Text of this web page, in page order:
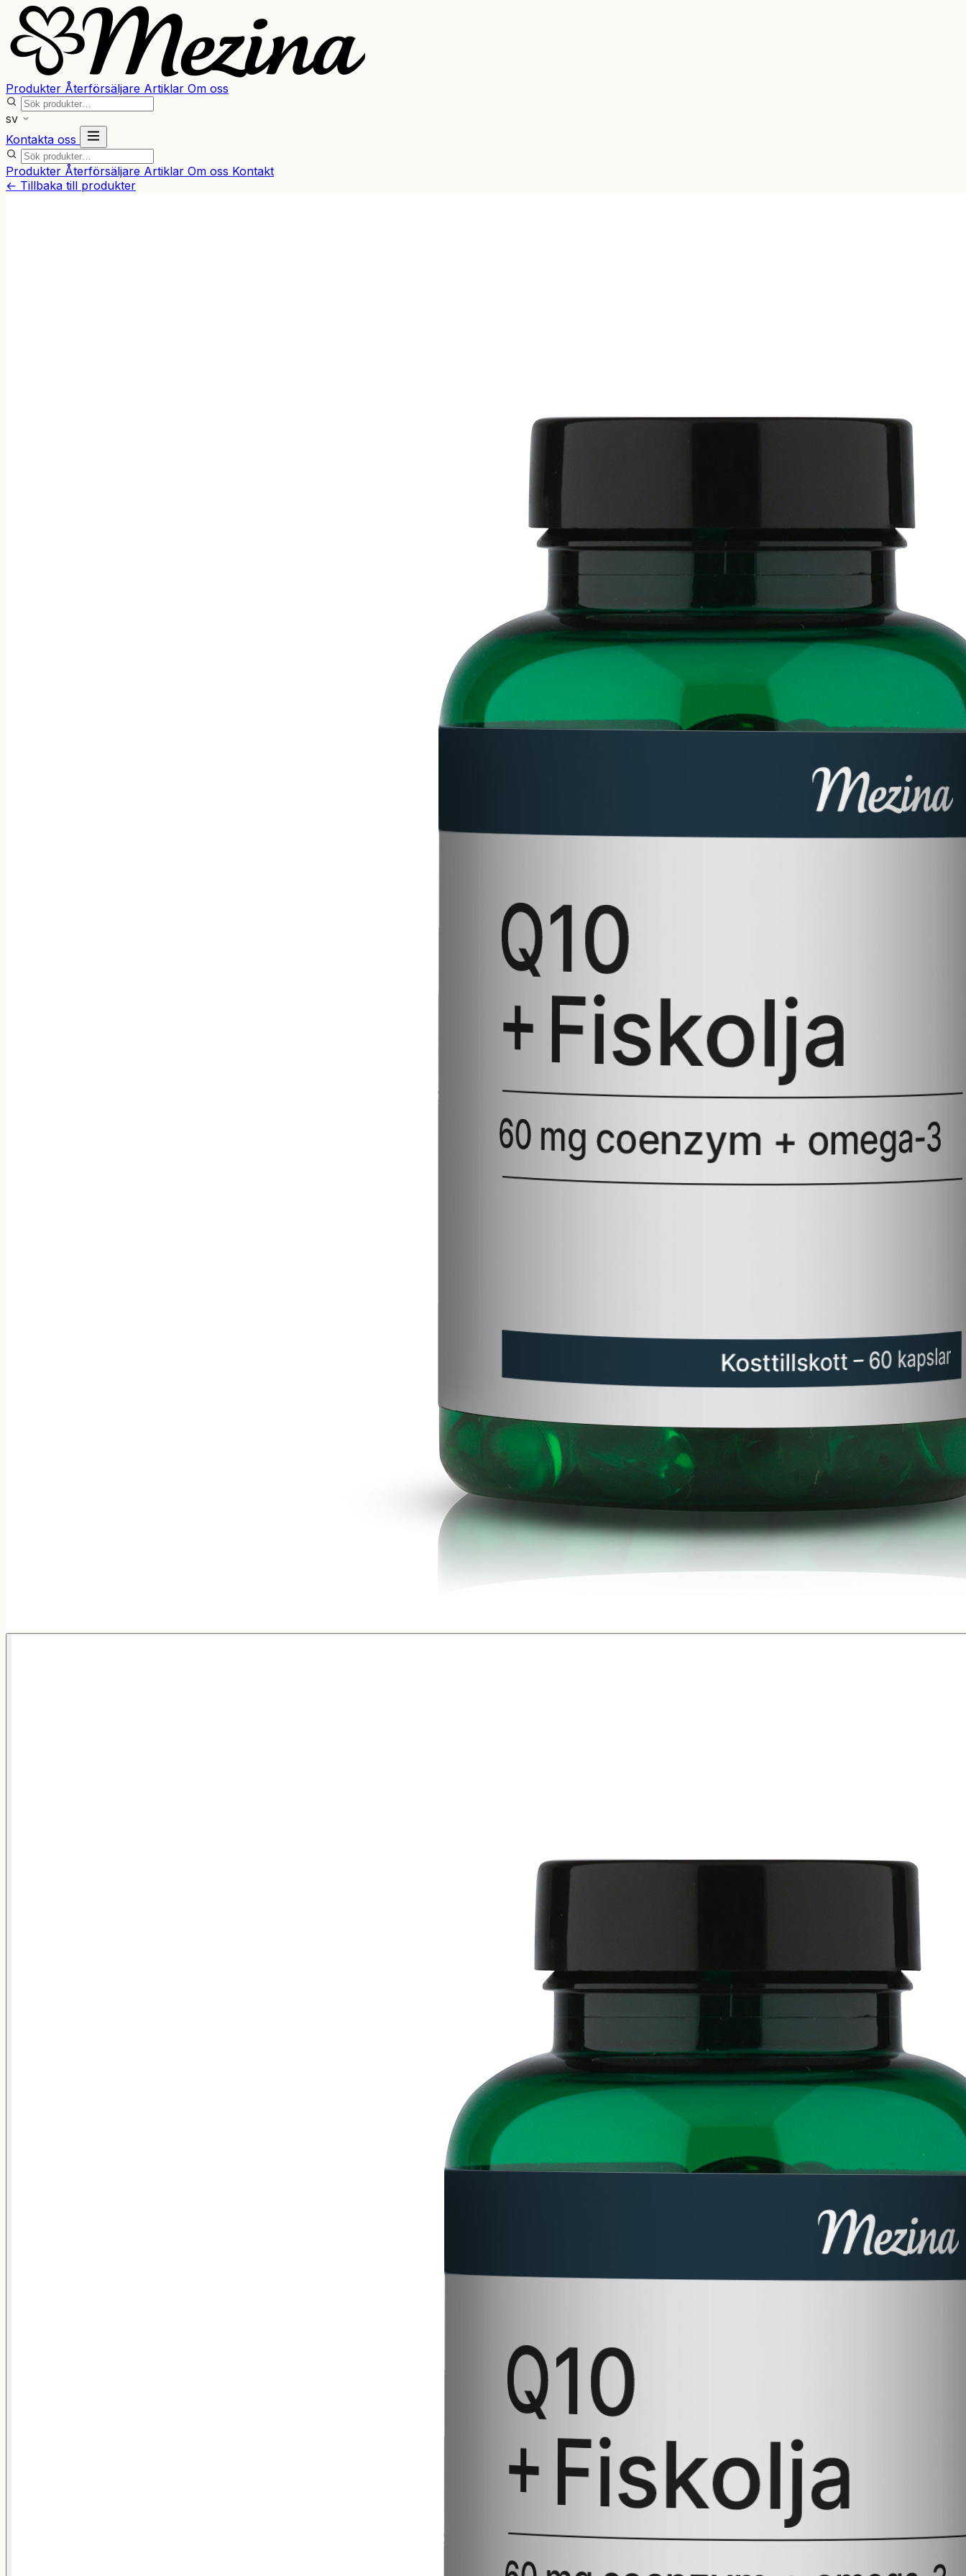
Produkter Återförsäljare Artiklar Om oss
sv
Kontakta oss
Produkter Återförsäljare Artiklar Om oss Kontakt
← Tillbaka till produkter